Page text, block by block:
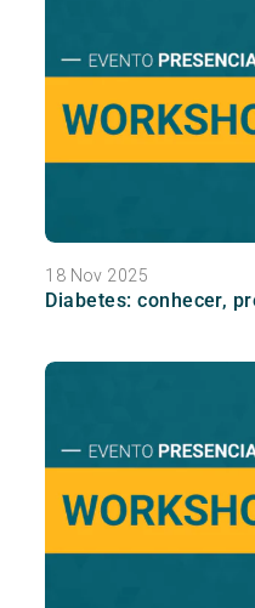
18 Nov 2025
Diabetes: conhecer,